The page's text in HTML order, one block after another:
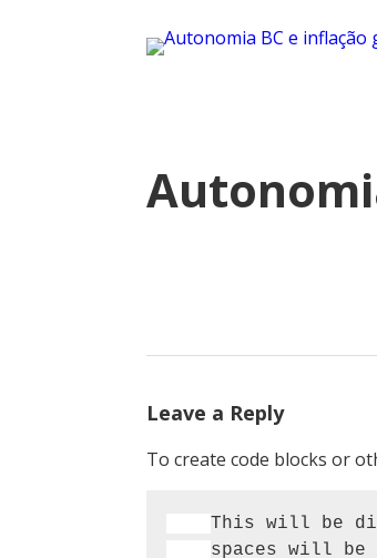
Leave a Reply
To create code blocks or